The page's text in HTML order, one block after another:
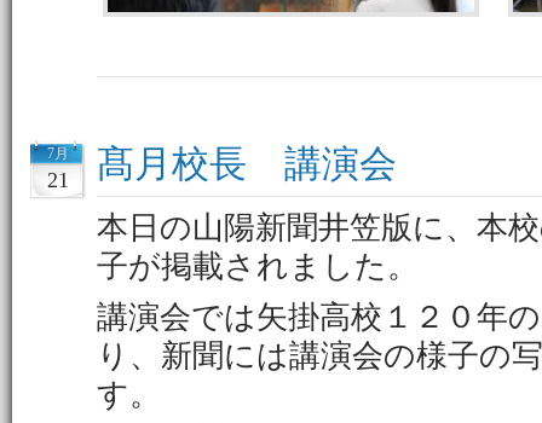
7月
21 髙月校長 講演会
本日の山陽新聞井笠版に、本
子が掲載されました。
講演会では矢掛高校１２０年
り、新聞には講演会の様子の
す。